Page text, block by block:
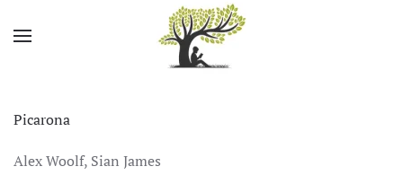
Skip to main content
Picarona
Alex Woolf, Sian James